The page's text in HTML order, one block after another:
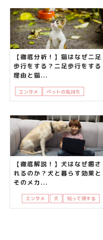
【徹底分析！】猫はなぜ二足
歩行をする？二足歩行をする
理由と猫...
エンタメ ペットの気持ち
【徹底解説！】犬はなぜ癒さ
れるのか？犬と暮らす効果と
そのメカ...
エンタメ 犬 知って得する